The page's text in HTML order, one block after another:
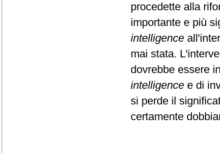
procedette alla
importante e più
intelligence
mai stata.
dovrebbe essere
intelligence e di
si perde il
certamente